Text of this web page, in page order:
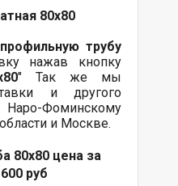
80х80
трубу
нажав кнопку
" Так же мы
и другого
Наро-Фоминскому
и Москве.
80х80 цена за
руб